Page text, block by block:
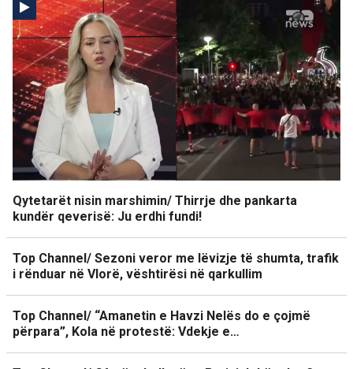
Qytetarët nisin marshimin/ Thirrje dhe pankarta
kundër qeverisë: Ju erdhi fundi!
Top Channel/ Sezoni veror me lëvizje të shumta, trafik
i rënduar në Vlorë, vështirësi në qarkullim
Top Channel/ “Amanetin e Havzi Nelës do e çojmë
përpara”, Kola në protestë: Vdekje e…